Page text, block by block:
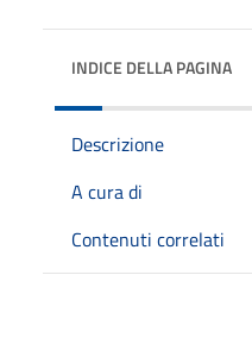
INDICE DELLA PAGINA
Descrizione
A cura di
Contenuti correlati